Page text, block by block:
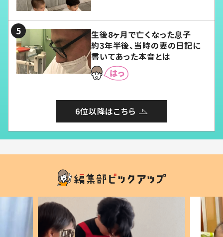
生後8ヶ月で亡くなった息子
約3年半後、当時の妻の日記に
書いてあった本音とは
6位以降はこちら